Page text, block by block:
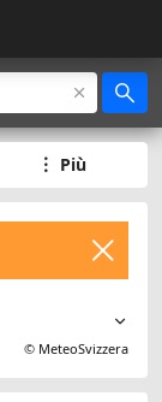
Più
© MeteoSvizzera